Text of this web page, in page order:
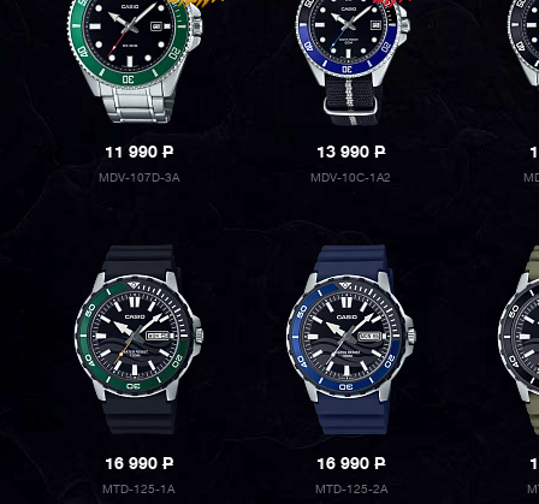
11 990P
MDV-107D-3A
13 990P
MDV-10C-1A2
16 990P
MTD-125-1A
16 990P
MTD-125-2A